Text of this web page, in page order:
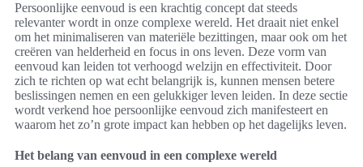
Persoonlijke eenvoud is een krachtig concept dat steeds
relevanter wordt in onze complexe wereld. Het draait niet enkel
om het minimaliseren van materiële bezittingen, maar ook om het
creëren van helderheid en focus in ons leven. Deze vorm van
eenvoud kan leiden tot verhoogd welzijn en effectiviteit. Door
zich te richten op wat echt belangrijk is, kunnen mensen betere
beslissingen nemen en een gelukkiger leven leiden. In deze sectie
wordt verkend hoe persoonlijke eenvoud zich manifesteert en
waarom het zo’n grote impact kan hebben op het dagelijks leven.
Het belang van eenvoud in een complexe wereld